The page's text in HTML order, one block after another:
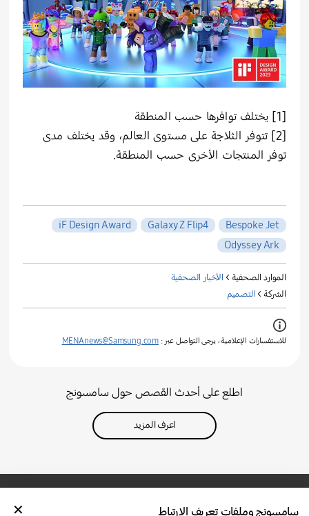
سامسونج وملفات تعريف الارتباط
[1]
يختلف توافرها حسب المنطقة
[2]
تتوفر الثلاجة على مستوى العالم، وقد يختلف مدى
توفر المنتجات الأخرى حسب المنطقة.
Bespoke Jet
Galaxy Z Flip4
iF Design Award
Odyssey Ark
الموارد الصحفية > الأخبار الصحفية
الشركة > التصميم
للاستفسارات الإعلامية ، يرجى التواصل عبر : MENAnews@Samsung.com
اطلع على أحدث القصص حول سامسونج
اعرف المزيد
تواصل معنا SAMSUNG.COM